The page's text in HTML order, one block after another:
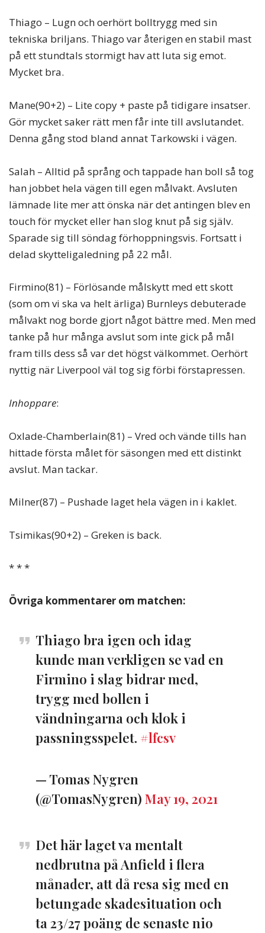
Thiago – Lugn och oerhört bolltrygg med sin
tekniska briljans. Thiago var återigen en stabil mast
på ett stundtals stormigt hav att luta sig emot.
Mycket bra.
Mane(90+2) – Lite copy + paste på tidigare insatser.
Gör mycket saker rätt men får inte till avslutandet.
Denna gång stod bland annat Tarkowski i vägen.
Salah – Alltid på språng och tappade han boll så tog
han jobbet hela vägen till egen målvakt. Avsluten
lämnade lite mer att önska när det antingen blev en
touch för mycket eller han slog knut på sig själv.
Sparade sig till söndag förhoppningsvis. Fortsatt i
delad skytteligaledning på 22 mål.
Firmino(81) – Förlösande målskytt med ett skott
(som om vi ska va helt ärliga) Burnleys debuterade
målvakt nog borde gjort något bättre med. Men med
tanke på hur många avslut som inte gick på mål
fram tills dess så var det högst välkommet. Oerhört
nyttig när Liverpool väl tog sig förbi förstapressen.
Inhoppare:
Oxlade-Chamberlain(81) – Vred och vände tills han
hittade första målet för säsongen med ett distinkt
avslut. Man tackar.
Milner(87) – Pushade laget hela vägen in i kaklet.
Tsimikas(90+2) – Greken is back.
* * *
Övriga kommentarer om matchen:
Thiago bra igen och idag
kunde man verkligen se vad en
Firmino i slag bidrar med,
trygg med bollen i
vändningarna och klok i
passningsspelet. #lfcsv
— Tomas Nygren
(@TomasNygren) May 19, 2021
Det här laget va mentalt
nedbrutna på Anfield i flera
månader, att då resa sig med en
betungade skadesituation och
ta 23/27 poäng de senaste nio